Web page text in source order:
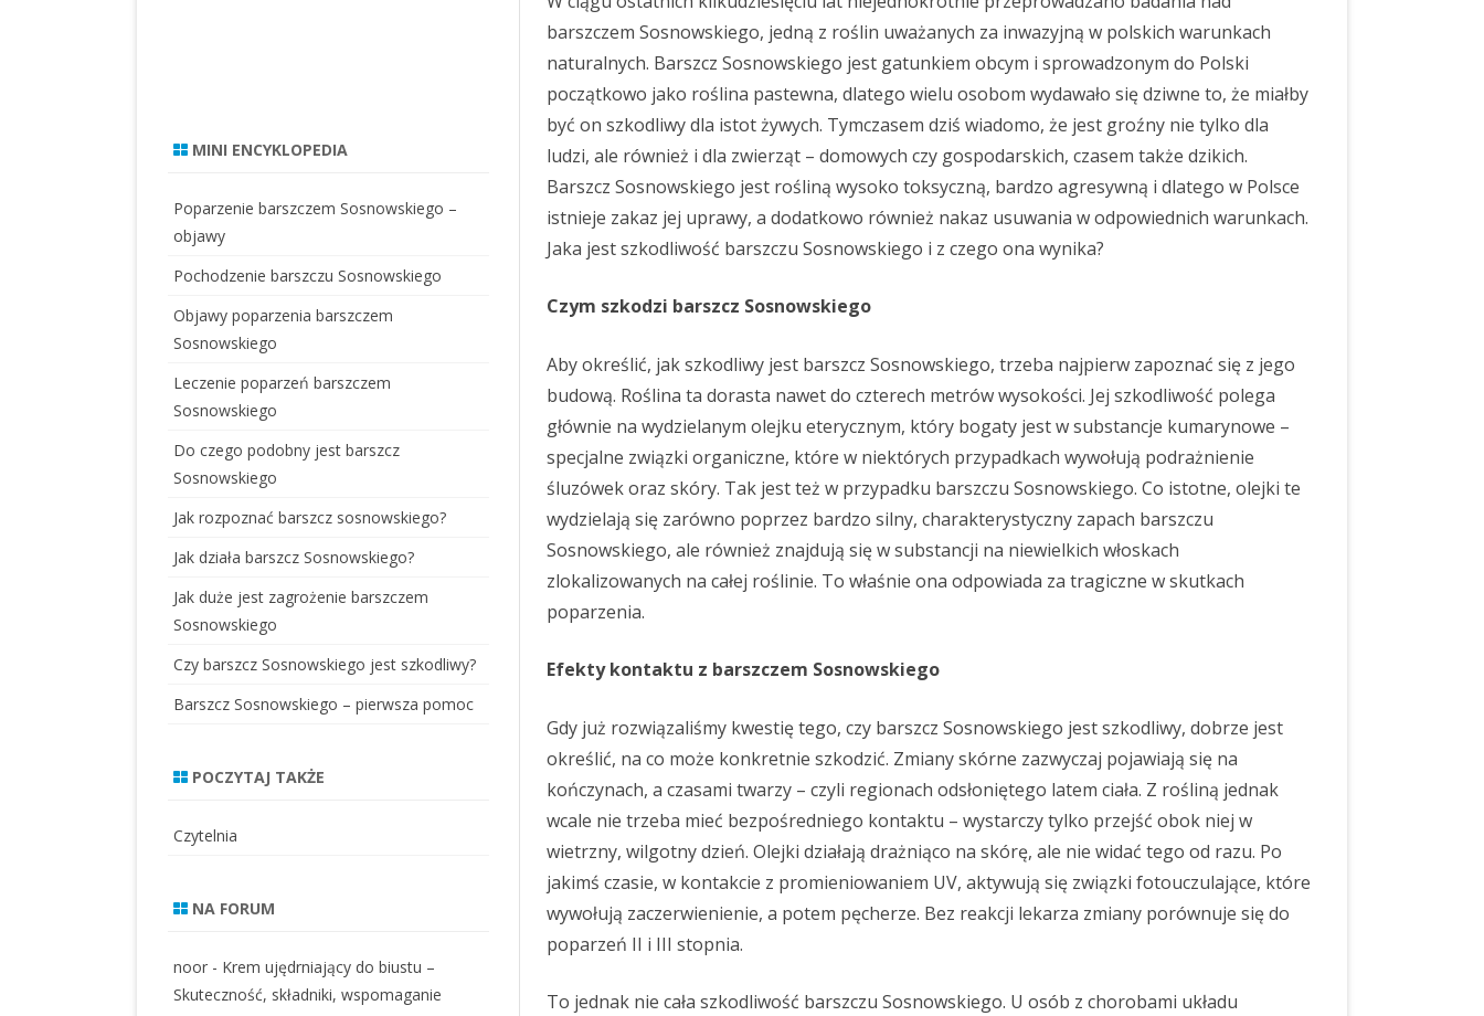
z
c
z
S
o
s
n
o
w
s
k
i
e
g
o
j
e
s
d
i
y
?
barszczem Sosnowskiego, jedną z roślin uważanych za inwazyjną w polskich warunkach
naturalnych. Barszcz Sosnowskiego jest gatunkiem obcym i sprowadzonym do Polski
początkowo jako roślina pastewna, dlatego wielu osobom wydawało się dziwne to, że miałby
być on szkodliwy dla istot żywych. Tymczasem dziś wiadomo, że jest groźny nie tylko dla
ludzi, ale również i dla zwierząt – domowych czy gospodarskich, czasem także dzikich.
Barszcz Sosnowskiego jest rośliną wysoko toksyczną, bardzo agresywną i dlatego w Polsce
istnieje zakaz jej uprawy, a dodatkowo również nakaz usuwania w odpowiednich warunkach.
Jaka jest szkodliwość barszczu Sosnowskiego i z czego ona wynika?
Czym szkodzi barszcz Sosnowskiego
Aby określić, jak szkodliwy jest barszcz Sosnowskiego, trzeba najpierw zapoznać się z jego
budową. Roślina ta dorasta nawet do czterech metrów wysokości. Jej szkodliwość polega
głównie na wydzielanym olejku eterycznym, który bogaty jest w substancje kumarynowe –
specjalne związki organiczne, które w niektórych przypadkach wywołują podrażnienie
śluzówek oraz skóry. Tak jest też w przypadku barszczu Sosnowskiego. Co istotne, olejki te
wydzielają się zarówno poprzez bardzo silny, charakterystyczny zapach barszczu
Sosnowskiego, ale również znajdują się w substancji na niewielkich włoskach
zlokalizowanych na całej roślinie. To właśnie ona odpowiada za tragiczne w skutkach
poparzenia.
Efekty kontaktu z barszczem Sosnowskiego
Gdy już rozwiązaliśmy kwestię tego, czy barszcz Sosnowskiego jest szkodliwy, dobrze jest
określić, na co może konkretnie szkodzić. Zmiany skórne zazwyczaj pojawiają się na
kończynach, a czasami twarzy – czyli regionach odsłoniętego latem ciała. Z rośliną jednak
wcale nie trzeba mieć bezpośredniego kontaktu – wystarczy tylko przejść obok niej w
wietrzny, wilgotny dzień. Olejki działają drażniąco na skórę, ale nie widać tego od razu. Po
jakimś czasie, w kontakcie z promieniowaniem UV, aktywują się związki fotouczulające, które
wywołują zaczerwienienie, a potem pęcherze. Bez reakcji lekarza zmiany porównuje się do
poparzeń II i III stopnia.
To jednak nie cała szkodliwość barszczu Sosnowskiego. U osób z chorobami układu
MINI ENCYKLOPEDIA
Poparzenie barszczem Sosnowskiego –
objawy
Pochodzenie barszczu Sosnowskiego
Objawy poparzenia barszczem
Sosnowskiego
Leczenie poparzeń barszczem
Sosnowskiego
Do czego podobny jest barszcz
Sosnowskiego
Jak rozpoznać barszcz sosnowskiego?
Jak działa barszcz Sosnowskiego?
Jak duże jest zagrożenie barszczem
Sosnowskiego
Czy barszcz Sosnowskiego jest szkodliwy?
Barszcz Sosnowskiego – pierwsza pomoc
POCZYTAJ TAKŻE
Czytelnia
NA FORUM
noor - Krem ujędrniający do biustu –
Skuteczność, składniki, wspomaganie